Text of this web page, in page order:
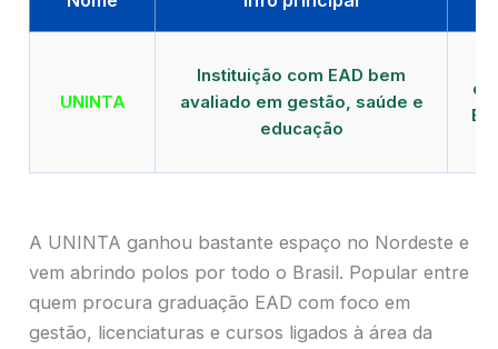
UNINTA
Instituição com EAD bem
avaliado em gestão, saúde e
educação
A UNINTA ganhou bastante espaço no Nordeste e
vem abrindo polos por todo o Brasil. Popular entre
quem procura graduação EAD com foco em
gestão, licenciaturas e cursos ligados à área da